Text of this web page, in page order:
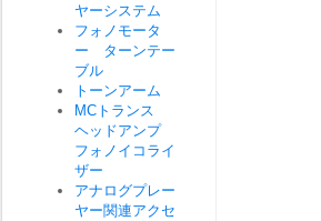
ヤーシステム
フォノモータ
ー ターンテー
ブル
トーンアーム
MCトランス
ヘッドアンプ
フォノイコライ
ザー
アナログプレー
ヤー関連アクセ